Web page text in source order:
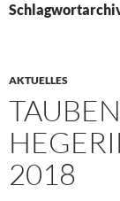
AKTUELLES
2018